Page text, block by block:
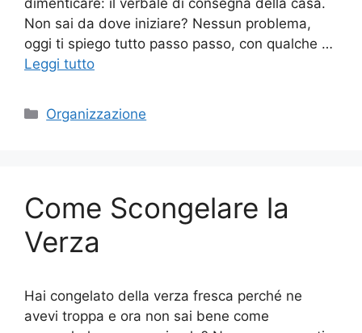
dimenticare: il verbale di consegna della casa.
Non sai da dove iniziare? Nessun problema,
oggi ti spiego tutto passo passo, con qualche …
Leggi tutto
Categorie
Organizzazione
Come Scongelare la
Verza
Hai congelato della verza fresca perché ne
avevi troppa e ora non sai bene come